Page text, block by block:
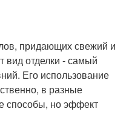
придающих свежий и
вид отделки - самый
Его использование
в разные
способы, но эффект